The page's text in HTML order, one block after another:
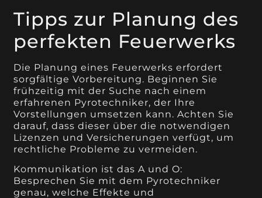
Tipps zur Planung des
perfekten Feuerwerks
Die Planung eines Feuerwerks erfordert
sorgfältige Vorbereitung. Beginnen Sie
frühzeitig mit der Suche nach einem
erfahrenen Pyrotechniker, der Ihre
Vorstellungen umsetzen kann. Achten Sie
darauf, dass dieser über die notwendigen
Lizenzen und Versicherungen verfügt, um
rechtliche Probleme zu vermeiden.
Kommunikation ist das A und O:
Besprechen Sie mit dem Pyrotechniker
genau, welche Effekte und